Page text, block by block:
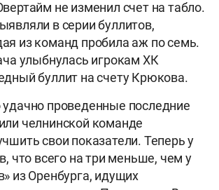
не изменил счет на табло.
в серии буллитов,
из команд пробила аж по семь.
улыбнулась игрокам ХК
буллит на счету Крюкова.
удачно проведенные последние
челнинской команде
свои показатели. Теперь у
что всего на три меньше, чем у
из Оренбурга, идущих